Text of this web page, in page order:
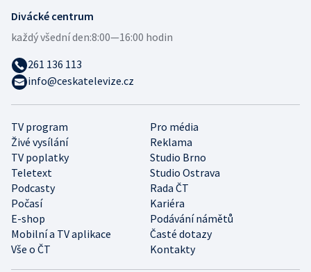
TV program
Pro média
Živé vysílání
Reklama
TV poplatky
Studio Brno
Teletext
Studio Ostrava
Podcasty
Rada ČT
Počasí
Kariéra
E-shop
Podávání námětů
Mobilní a TV aplikace
Časté dotazy
Vše o ČT
Kontakty
Divácké centrum
každý všední den:8:00—16:00 hodin
261 136 113
info@ceskatelevize.cz